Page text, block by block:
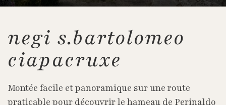
negi s.bartolomeo
ciapacruxe
Montée facile et panoramique sur une route
praticable pour découvrir le hameau de Perinaldo